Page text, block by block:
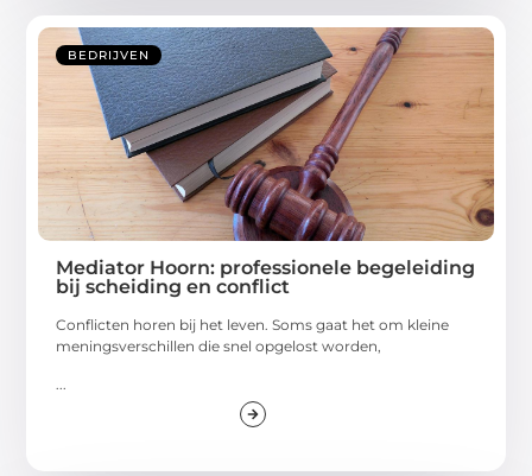
BEDRIJVEN
Mediator Hoorn: professionele begeleiding
bij scheiding en conflict
Conflicten horen bij het leven. Soms gaat het om kleine
meningsverschillen die snel opgelost worden,